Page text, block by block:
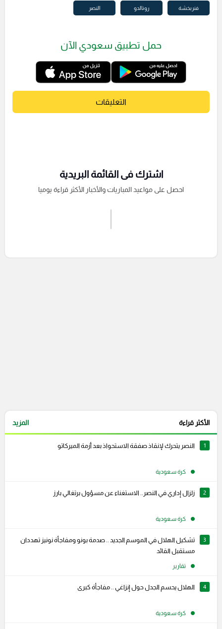
فنربخشة رونالدو النصر
حمل تطبيق سعودي الآن
التعليقات
اشترك فى القائمة البريدية
احصل على مواعيد المباريات والأخبار الأكثر قراءة يوميا
الأكثر قراءة المزيد
1 النصر يتحرك لإنقاذ صفقة الاستحواذ بعد أزمة الميركاتو
كرة سعودية
2 زلزال إداري في النصر.. الاستغناء عن مسؤول برتغالي بارز
كرة سعودية
3
تشكيل الهلال في الموسم الجديد .. صدمة بونو ومفاجأة نونيز تهددان
مستقبل القائد
تقارير
4 الهلال يحسم الجدل حول إنزاغي .. مفاجأة كبرى
كرة سعودية